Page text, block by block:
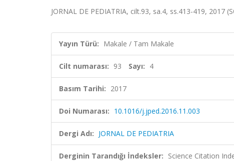
JORNAL DE PEDIATRIA, cilt.93, sa.4, ss.413-419, 2017
Yayın Türü: Makale / Tam Makale
Cilt numarası: 93 Sayı: 4
Basım Tarihi: 2017
Doi Numarası: 10.1016/j.jped.2016.11.003
Dergi Adı: JORNAL DE PEDIATRIA
Derginin Tarandığı İndeksler: Science Citation